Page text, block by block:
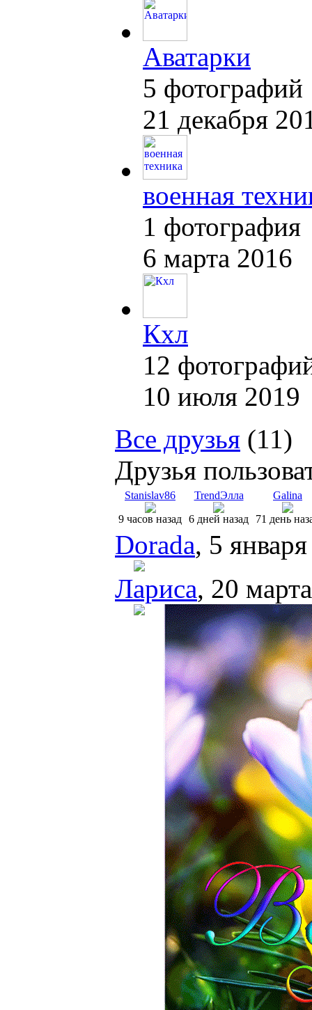
Аватарки
5 фотографий
21 декабря
военная
1 фотография
6 марта 2016
Кхл
12
10 июля 2019
Все друзья (11)
Друзья
Stanislav86
9 часов назад
TrendЭлла
6 дней назад
Galina
71 день
Dorada, 5
Лариса, 20